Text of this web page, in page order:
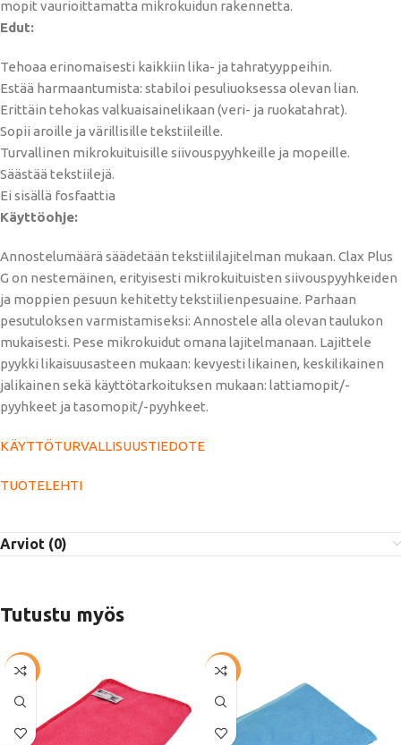
mopit vaurioittamatta mikrokuidun rakennetta.
Edut:
Tehoaa erinomaisesti kaikkiin lika- ja tahratyyppeihin.
Estää harmaantumista: stabiloi pesuliuoksessa olevan lian.
Erittäin tehokas valkuaisainelikaan (veri- ja ruokatahrat).
Sopii aroille ja värillisille tekstiileille.
Turvallinen mikrokuituisille siivouspyyhkeille ja mopeille.
Säästää tekstiilejä.
Ei sisällä fosfaattia
Käyttöohje:
Annostelumäärä säädetään tekstiililajitelman mukaan. Clax Plus
G on nestemäinen, erityisesti mikrokuituisten siivouspyyhkeiden
ja moppien pesuun kehitetty tekstiilienpesuaine. Parhaan
pesutuloksen varmistamiseksi: Annostele alla olevan taulukon
mukaisesti. Pese mikrokuidut omana lajitelmanaan. Lajittele
pyykki likaisuusasteen mukaan: kevyesti likainen, keskilikainen
jalikainen sekä käyttötarkoituksen mukaan: lattiamopit/-
pyyhkeet ja tasomopit/-pyyhkeet.
KÄYTTÖTURVALLISUUSTIEDOTE
TUOTELEHTI
Arviot (0)
Tutustu myös
-57% -64%